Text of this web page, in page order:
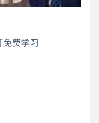
费学习